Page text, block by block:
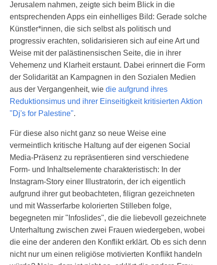
Jerusalem nahmen, zeigte sich beim Blick in die
entsprechenden Apps ein einhelliges Bild: Gerade solche
Künstler*innen, die sich selbst als politisch und
progressiv erachten, solidarisieren sich auf eine Art und
Weise mit der palästinensischen Seite, die in ihrer
Vehemenz und Klarheit erstaunt. Dabei erinnert die Form
der Solidarität an Kampagnen in den Sozialen Medien
aus der Vergangenheit, wie die aufgrund ihres
Reduktionsimus und ihrer Einseitigkeit kritisierten Aktion
"Dj's for Palestine".
Für diese also nicht ganz so neue Weise eine
vermeintlich kritische Haltung auf der eigenen Social
Media-Präsenz zu repräsentieren sind verschiedene
Form- und Inhaltselemente charakteristisch: In der
Instagram-Story einer Illustratorin, der ich eigentlich
aufgrund ihrer gut beobachteten, filigran gezeichneten
und mit Wasserfarbe kolorierten Stilleben folge,
begegneten mir "Infoslides", die die liebevoll gezeichnete
Unterhaltung zwischen zwei Frauen wiedergeben, wobei
die eine der anderen den Konflikt erklärt. Ob es sich denn
nicht nur um einen religiöse motivierten Konflikt handeln